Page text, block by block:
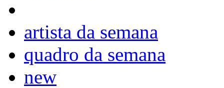
artista da semana
quadro da semana
new